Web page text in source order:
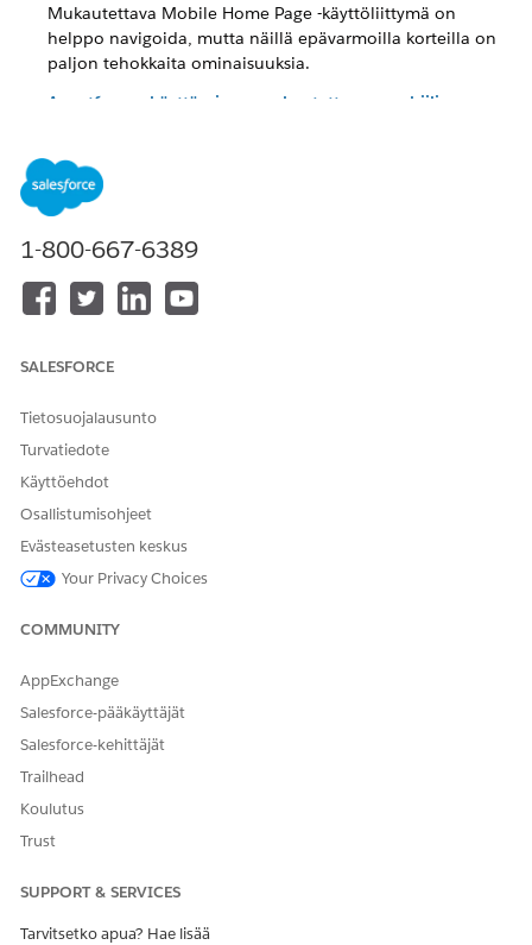
Mukautettava Mobile Home Page -käyttöliittymä on
helppo navigoida, mutta näillä epävarmoilla korteilla on
paljon tehokkaita ominaisuuksia.
Agentforcen käyttäminen mukautettavan mobiilin
aina valmiina auttamaan. Napauta Kysy Agentforcesta -
painiketta ja pyydä Agentforcea hakemaan ja tekemään
sähköposteja.
RATKAISIKO TÄMÄ ARTIKKELI ONGELMASI?
1-800-667-6389
SALESFORCE
Tietosuojalausunto
Turvatiedote
Käyttöehdot
Osallistumisohjeet
Evästeasetusten keskus
Your Privacy Choices
COMMUNITY
AppExchange
Salesforce-pääkäyttäjät
Salesforce-kehittäjät
Trailhead
Koulutus
Trust
SUPPORT & SERVICES
Tarvitsetko apua? Hae lisää